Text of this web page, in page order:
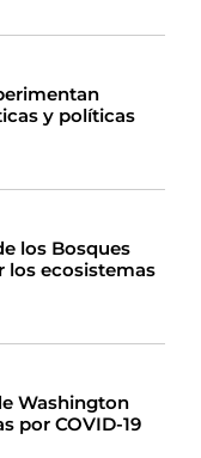
y políticas
los Bosques
los ecosistemas
Washington
por COVID-19